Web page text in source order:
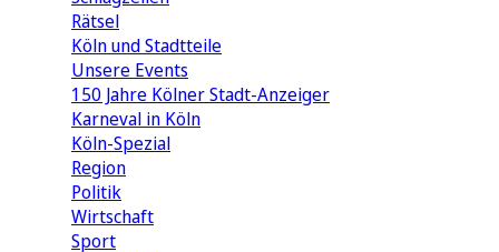
Rätsel
Köln und Stadtteile
Unsere Events
150 Jahre Kölner Stadt-Anzeiger
Karneval in Köln
Köln-Spezial
Region
Politik
Wirtschaft
Sport